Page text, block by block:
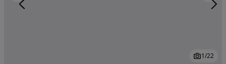
1/22